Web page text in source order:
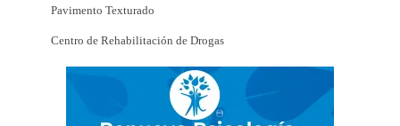
Pavimento Texturado
Centro de Rehabilitación de Drogas